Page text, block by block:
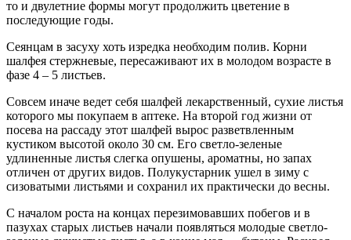
то и двулетние формы могут продолжить цветение в
последующие годы.
Сеянцам в засуху хоть изредка необходим полив. Корни
шалфея стержневые, пересаживают их в молодом возрасте в
фазе 4 – 5 листьев.
Совсем иначе ведет себя шалфей лекарственный, сухие листья
которого мы покупаем в аптеке. На второй год жизни от
посева на рассаду этот шалфей вырос разветвленным
кустиком высотой около 30 см. Его светло-зеленые
удлиненные листья слегка опушены, ароматны, но запах
отличен от других видов. Полу­кустарник ушел в зиму с
сизоватыми листьями и сохранил их практически до весны.
С началом роста на концах перезимовавших побегов и в
пазухах старых листьев начали появляться молодые светло-